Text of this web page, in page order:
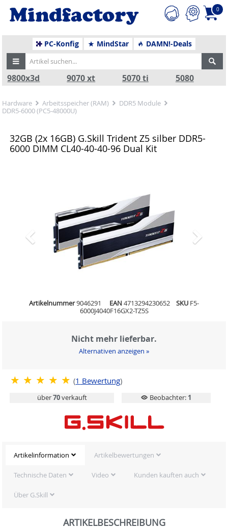
0
PC-Konfig MindStar DAMN!-Deals
9800x3d 9070 xt 5070 ti 5080
Hardware Arbeitsspeicher (RAM)
DDR5 Module
DDR5-6000 (PC5-48000U)
32GB (2x 16GB) G.Skill Trident Z5 silber DDR5-
6000 DIMM CL40-40-40-96 Dual Kit
Artikelnummer9046291 EAN 4713294230652 SKU F5-
6000J4040F16GX2-TZ5S
Nicht mehr lieferbar.
Alternativen anzeigen »
(1 Bewertung)
über70verkauft Beobachter: 1
Artikelinformation Artikelbewertungen
Technische Daten Video Kunden kauften auch
Über G.Skill
ARTIKELBESCHREIBUNG